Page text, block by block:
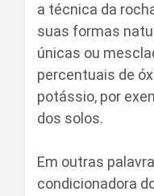
a técnica da
suas formas
únicas ou
percentuais de
potássio, por
dos solos.
Em outras
condicionadora